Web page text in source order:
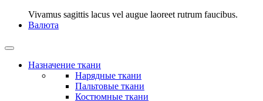
Vivamus sagittis lacus vel augue laoreet rutrum faucibus.
Валюта
Назначение ткани
Нарядные ткани
Пальтовые ткани
Костюмные ткани